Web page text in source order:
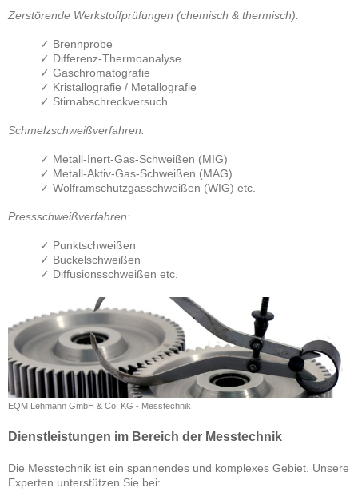
Zerstörende Werkstoffprüfungen (chemisch & thermisch):
✓ Brennprobe
✓ Differenz-Thermoanalyse
✓ Gaschromatografie
✓ Kristallografie / Metallografie
✓ Stirnabschreckversuch
Schmelzschweißverfahren:
✓ Metall-Inert-Gas-Schweißen (MIG)
✓ Metall-Aktiv-Gas-Schweißen (MAG)
✓ Wolframschutzgasschweißen (WIG) etc.
Pressschweißverfahren:
✓ Punktschweißen
✓ Buckelschweißen
✓ Diffusionsschweißen etc.
EQM Lehmann GmbH & Co. KG - Messtechnik
Dienstleistungen im Bereich der Messtechnik
Die Messtechnik ist ein spannendes und komplexes Gebiet. Unsere
Experten unterstützen Sie bei: